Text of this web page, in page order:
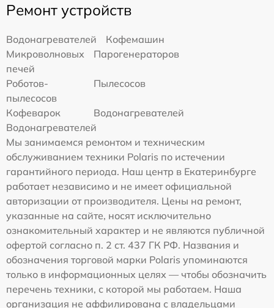
Ремонт устройств
Водонагревателей
Кофемашин
Микроволновых
печей
Парогенераторов
Роботов-
пылесосов
Пылесосов
Кофеварок
Водонагревателей
Водонагревателей
Мы занимаемся ремонтом и техническим
обслуживанием техники Polaris по истечении
гарантийного периода. Наш центр в Екатеринбурге
работает независимо и не имеет официальной
авторизации от производителя. Цены на ремонт,
указанные на сайте, носят исключительно
ознакомительный характер и не являются публичной
офертой согласно п. 2 ст. 437 ГК РФ. Названия и
обозначения торговой марки Polaris упоминаются
только в информационных целях — чтобы обозначить
перечень техники, с которой мы работаем. Наша
организация не аффилирована с владельцами